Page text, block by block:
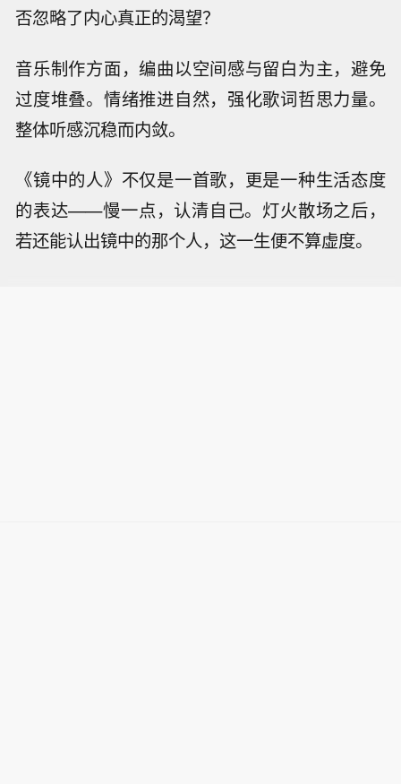
否忽略了内心真正的渴望？
音乐制作方面，编曲以空间感与留白为主，避免
过度堆叠。情绪推进自然，强化歌词哲思力量。
整体听感沉稳而内敛。
《镜中的人》不仅是一首歌，更是一种生活态度
的表达——慢一点，认清自己。灯火散场之后，
若还能认出镜中的那个人，这一生便不算虚度。